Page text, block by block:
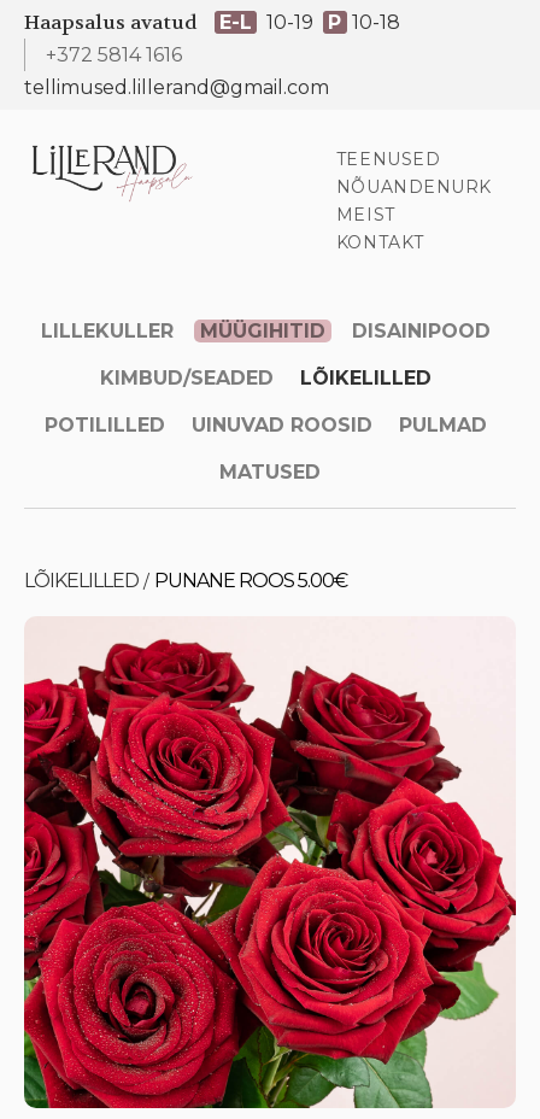
Haapsalus avatud E-L 10-19 P 10-18
+372 5814 1616
tellimused.lillerand@gmail.com
TEENUSED
NÕUANDENURK
MEIST
KONTAKT
LILLEKULLER MÜÜGIHITID DISAINIPOOD
KIMBUD/SEADED LÕIKELILLED
POTILILLED UINUVAD ROOSID PULMAD
MATUSED
LÕIKELILLED / PUNANE ROOS 5.00€